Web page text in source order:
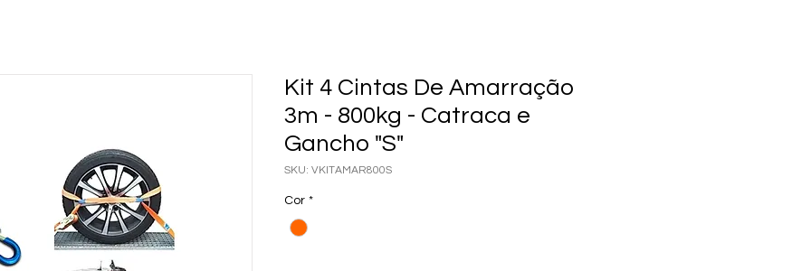
Kit 4 Cintas De Amarração
3m - 800kg - Catraca e
Gancho "S"
SKU: VKITAMAR800S
Cor *